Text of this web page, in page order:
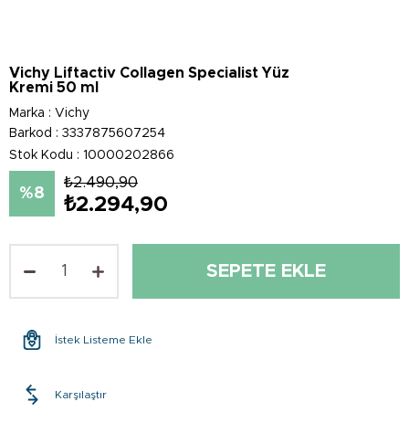
Vichy Liftactiv Collagen Specialist Yüz
Kremi 50 ml
Marka : Vichy
Barkod : 3337875607254
Stok Kodu
10000202866
8
₺2.490,90
₺2.294,90
İstek Listeme Ekle
Karşılaştır